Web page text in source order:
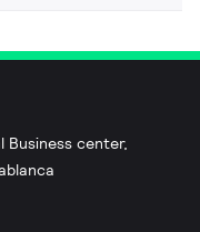
center,